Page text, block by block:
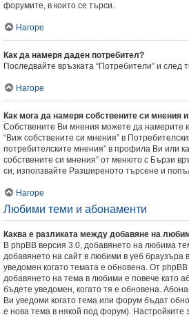
форумите, в които се търси.
Нагоре
Как да намеря даден потребител?
Последвайте връзката “Потребители” и след
Нагоре
Как мога да намеря собствените си мнения
Собствените Ви мнения можете да намерите
“Виж собствените си мнения” в
потребителските мнения” в профила Ви или
собствените си мнения” от менюто с Бързи
си, използвайте Разширеното търсене и
Нагоре
Любими теми и абонаменти
Каква е разликата между добавяне на
В phpBB версия 3.0, добавянето на любима
добавянето на сайт в любими в уеб браузъра
уведомен когато темата е обновена. От
добавянето на тема в любими е повече като
бъдете уведомен, когато тя е обновена.
Ви уведоми когато тема или форум бъдат
е нова тема в някой под форум). Настройките